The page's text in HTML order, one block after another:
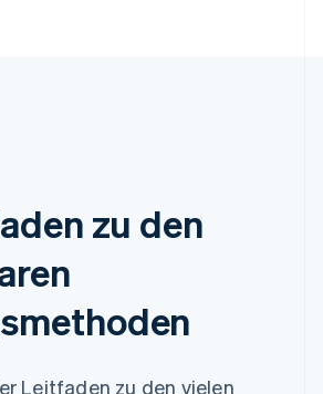
zu den
Leitfaden zu den vielen